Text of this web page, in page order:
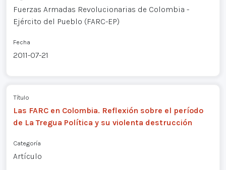
Fuerzas Armadas Revolucionarias de Colombia -
Ejército del Pueblo (FARC-EP)
Fecha
2011-07-21
Título
Las FARC en Colombia. Reflexión sobre el período
de La Tregua Política y su violenta destrucción
Categoría
Artículo